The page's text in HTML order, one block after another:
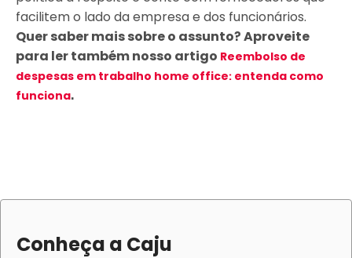
facilitem o lado da empresa e dos funcionários.
Quer saber mais sobre o assunto? Aproveite
para ler também nosso artigo Reembolso de
despesas em trabalho home office: entenda como
funciona.
Conheça a Caju